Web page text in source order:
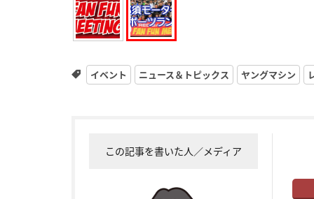
イベント ニュース＆トピックス ヤングマシン
この記事を書いた人／メディア